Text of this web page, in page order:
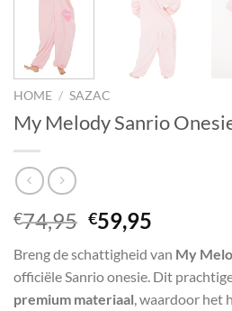
HOME / SAZAC
My Melody Sanrio
€74,95 Oorspronkelijke
prijs
was:
€74,95.
€59,95
is:
€59,95.
Breng de schattigheid van My
officiële Sanrio onesie. Dit
premium materiaal, waardoor het